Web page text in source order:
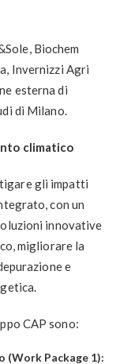
Biochem
Invernizzi Agri
esterna di
di Milano.
climatico
gli impatti
con un
innovative
migliorare la
e
CAP sono:
(Work Package 1):